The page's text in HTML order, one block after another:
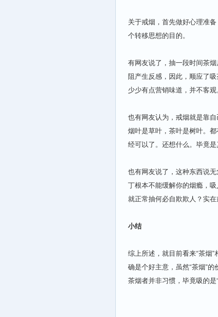
关于戒烟，首先做好心理准
个转移思想的目的。
有网友说了，抽一段时间茶
阻产生反感，因此，顺应了
少少有点营销味道，并不客观
也有网友认为，戒烟就是靠
烟叶是草叶，茶叶是树叶。
经可以了。还想什么。毕竟
也有网友说了，这种东西说
丁根本不能缓解你的烟瘾，
就正常抽何必自欺欺人？实
小结
综上所述，就目前看来“茶烟”
确是个好主意，虽然“茶烟”
茶烟者并非习惯，毕竟吸的